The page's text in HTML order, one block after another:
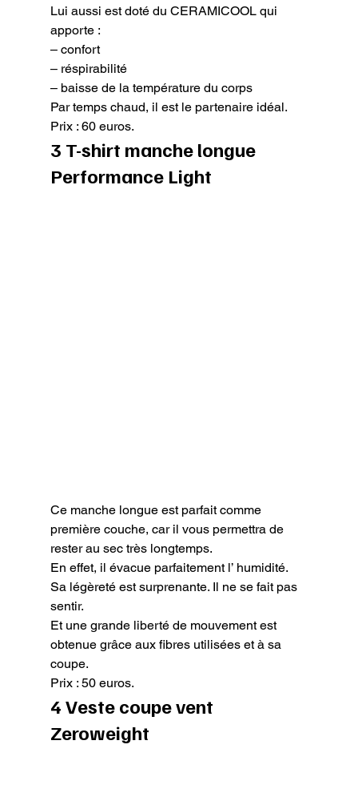
Lui aussi est doté du CERAMICOOL qui
apporte :
– confort
– réspirabilité
– baisse de la température du corps
Par temps chaud, il est le partenaire idéal.
Prix : 60 euros.
3 T-shirt manche longue
Performance Light
Ce manche longue est parfait comme
première couche, car il vous permettra de
rester au sec très longtemps.
En effet, il évacue parfaitement l’ humidité.
Sa légèreté est surprenante. Il ne se fait pas
sentir.
Et une grande liberté de mouvement est
obtenue grâce aux fibres utilisées et à sa
coupe.
Prix : 50 euros.
4 Veste coupe vent
Zeroweight